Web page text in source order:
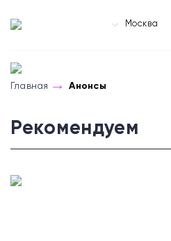
Москва
Главная Анонсы
Рекомендуем